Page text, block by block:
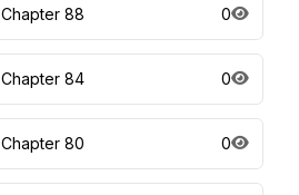
Chapter 88 0
Chapter 84 0
Chapter 80 0